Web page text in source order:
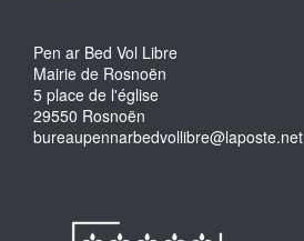
Pen ar Bed Vol Libre
Mairie de Rosnoën
5 place de l'église
29550 Rosnoën
bureaupennarbedvollibre@laposte.net